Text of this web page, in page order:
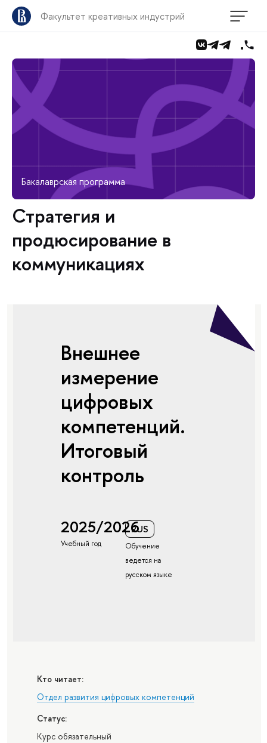
Факультет креативных индустрий
Бакалаврская программа
Стратегия и
продюсирование в
коммуникациях
Внешнее
измерение
цифровых
компетенций.
Итоговый
контроль
2025/2026
Учебный год
RUS
Обучение
ведется на
русском языке
Кто читает:
Отдел развития цифровых компетенций
Статус:
Курс обязательный